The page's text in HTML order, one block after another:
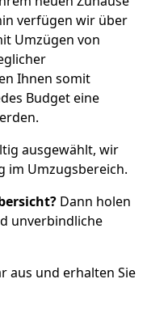
verfügen wir über
Umzügen von
Ihnen somit
Budget eine
ausgewählt, wir
im Umzugsbereich.
Dann holen
unverbindliche
aus und erhalten Sie